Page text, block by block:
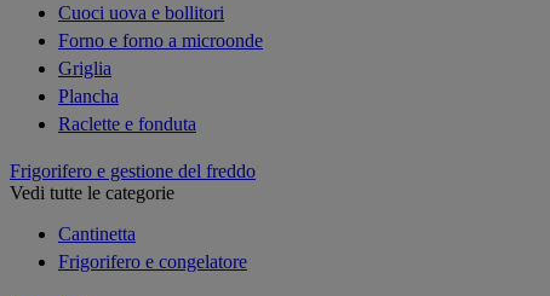
Cuoci uova e bollitori
Forno e forno a microonde
Griglia
Plancha
Raclette e fonduta
Frigorifero e gestione del freddo
Vedi tutte le categorie
Cantinetta
Frigorifero e congelatore